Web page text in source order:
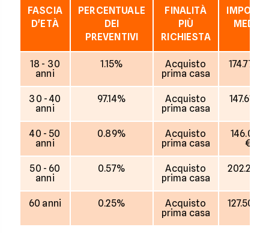
FASCIA
D'ETÀ
PERCENTUALE
DEI
PREVENTIVI
FINALITÀ
PIÙ
RICHIESTA
MEDIO
18 - 30
anni
1.15%
Acquisto
prima casa
174.778 €
30 - 40
anni
97.14%
Acquisto
prima casa
147.613 €
40 - 50
anni
0.89%
Acquisto
prima casa
146.000
€
50 - 60
anni
0.57%
Acquisto
prima casa
202.222
60 anni 0.25%
Acquisto
prima casa
127.500 €